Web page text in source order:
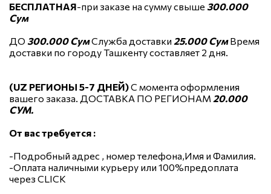
БЕСПЛАТНАЯ-при заказе на сумму свыше 300.000
Сум
ДО 300.000 СумСлужба доставки 25.000 Сум Время
доставки по городу Ташкенту составляет 2 дня.
(UZ РЕГИОНЫ 5-7 ДНЕЙ)С момента оформления
вашего заказа. ДОСТАВКА ПО РЕГИОНАМ 20.000
СУМ.
От вас требуется :
-Подробный адрес , номер телефона,Имя и Фамилия.
-Оплата наличными курьеру или 100%предоплата
через CLICK